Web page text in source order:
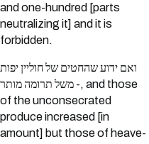
and one-hundred [parts
neutralizing it] and it is
forbidden.
ואם ידוע שהחטים של חוליין יפות
משל תרומה מותר -, and those
of the unconsecrated
produce increased [in
amount] but those of heave-